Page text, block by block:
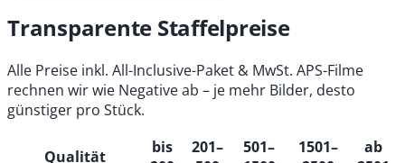
Transparente Staffelpreise
Alle Preise inkl. All-Inclusive-Paket & MwSt. APS-Filme
rechnen wir wie Negative ab – je mehr Bilder, desto
günstiger pro Stück.
Qualität
bis
201–
501–
1501–
ab